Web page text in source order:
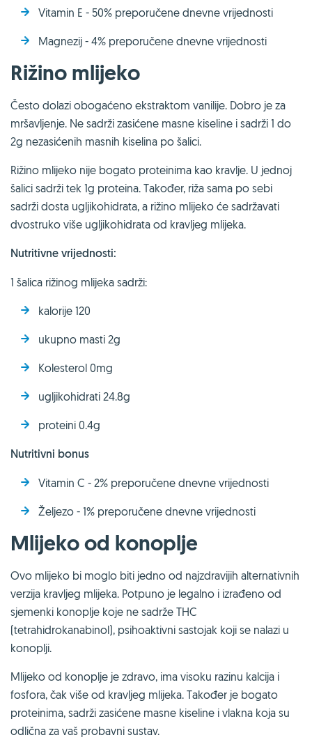
Vitamin E - 50% preporučene dnevne vrijednosti
Magnezij - 4% preporučene dnevne vrijednosti
Rižino mlijeko
Često dolazi obogaćeno ekstraktom vanilije. Dobro je za
mršavljenje. Ne sadrži zasićene masne kiseline i sadrži 1 do
2g nezasićenih masnih kiselina po šalici.
Rižino mlijeko nije bogato proteinima kao kravlje. U jednoj
šalici sadrži tek 1g proteina. Također, riža sama po sebi
sadrži dosta ugljikohidrata, a rižino mlijeko će sadržavati
dvostruko više ugljikohidrata od kravljeg mlijeka.
Nutritivne vrijednosti:
1 šalica rižinog mlijeka sadrži:
kalorije 120
ukupno masti 2g
Kolesterol 0mg
ugljikohidrati 24.8g
proteini 0.4g
Nutritivni bonus
Vitamin C - 2% preporučene dnevne vrijednosti
Željezo - 1% preporučene dnevne vrijednosti
Mlijeko od konoplje
Ovo mlijeko bi moglo biti jedno od najzdravijih alternativnih
verzija kravljeg mlijeka. Potpuno je legalno i izrađeno od
sjemenki konoplje koje ne sadrže THC
(tetrahidrokanabinol), psihoaktivni sastojak koji se nalazi u
konoplji.
Mlijeko od konoplje je zdravo, ima visoku razinu kalcija i
fosfora, čak više od kravljeg mlijeka. Također je bogato
proteinima, sadrži zasićene masne kiseline i vlakna koja su
odlična za vaš probavni sustav.